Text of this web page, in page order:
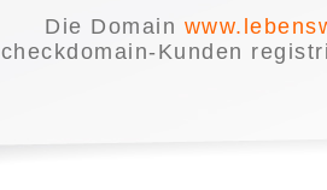
Die Domain
checkdomain-Kunden